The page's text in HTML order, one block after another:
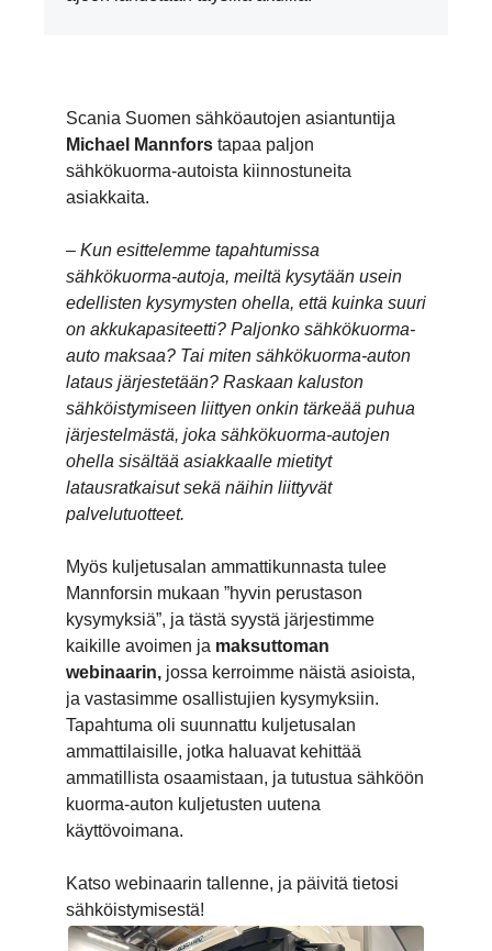
Scania Suomen sähköautojen asiantuntija
Michael Mannfors tapaa paljon
sähkökuorma-autoista kiinnostuneita
asiakkaita.
– Kun esittelemme tapahtumissa
sähkökuorma-autoja, meiltä kysytään usein
edellisten kysymysten ohella, että kuinka suuri
on akkukapasiteetti? Paljonko sähkökuorma-
auto maksaa? Tai miten sähkökuorma-auton
lataus järjestetään? Raskaan kaluston
sähköistymiseen liittyen onkin tärkeää puhua
järjestelmästä, joka sähkökuorma-autojen
ohella sisältää asiakkaalle mietityt
latausratkaisut sekä näihin liittyvät
palvelutuotteet.
Myös kuljetusalan ammattikunnasta tulee
Mannforsin mukaan ”hyvin perustason
kysymyksiä”, ja tästä syystä järjestimme
kaikille avoimen ja maksuttoman
webinaarin, jossa kerroimme näistä asioista,
ja vastasimme osallistujien kysymyksiin.
Tapahtuma oli suunnattu kuljetusalan
ammattilaisille, jotka haluavat kehittää
ammatillista osaamistaan, ja tutustua sähköön
kuorma-auton kuljetusten uutena
käyttövoimana.
Katso webinaarin tallenne, ja päivitä tietosi
sähköistymisestä!